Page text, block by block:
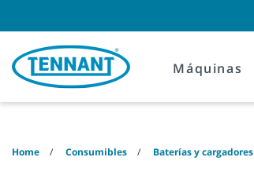
content
navigation
menu
Máquinas
Home Consumibles Baterías y cargadores